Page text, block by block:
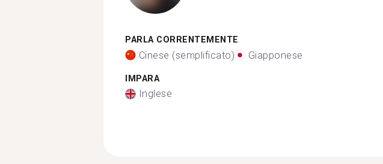
PARLA CORRENTEMENTE
Cinese (semplificato) Giapponese
IMPARA
Inglese